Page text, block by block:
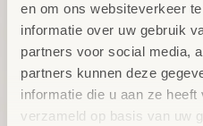
en om ons websiteverkeer
informatie over uw gebruik
partners voor social media,
partners kunnen deze
informatie die u aan ze
verzameld op basis van uw
MODU Education Set
€412,40 excl.
BTW